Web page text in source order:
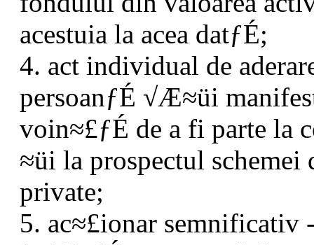
acestuia la acea datƒÉ;
4. act individual de
persoanƒÉ √Æ≈üi
voin≈£ƒÉ de a fi parte la
≈üi la prospectul schemei
private;
5. ac≈£ionar semnificativ